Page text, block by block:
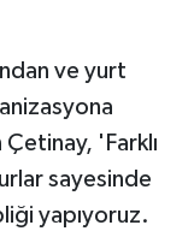
ve yurt
Çetinay, 'Farklı
sayesinde
yapıyoruz.